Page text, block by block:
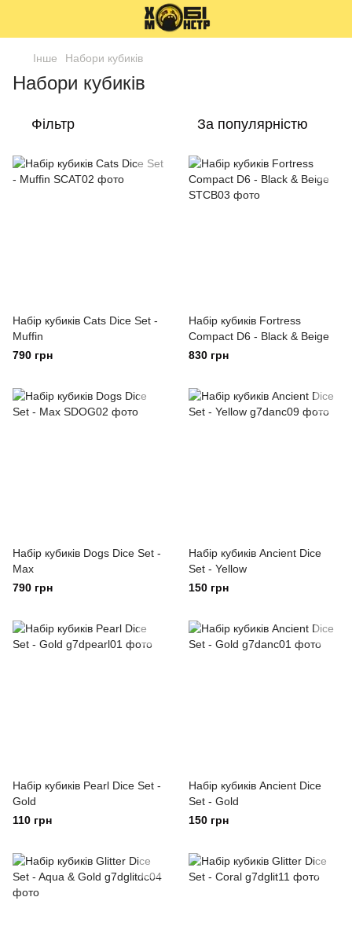
Інше Набори кубиків
Набори кубиків
Фільтр За популярністю
Набір кубиків Cats Dice Set -
Muffin
790 грн
Набір кубиків Fortress
Compact D6 - Black & Beige
830 грн
Набір кубиків Dogs Dice Set -
Max
790 грн
Набір кубиків Ancient Dice
Set - Yellow
150 грн
Набір кубиків Pearl Dice Set -
Gold
110 грн
Набір кубиків Ancient Dice
Set - Gold
150 грн